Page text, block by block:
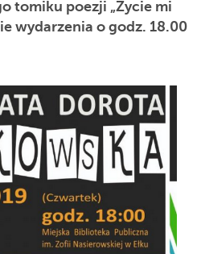
tomiku poezji „Życie mi
wydarzenia o godz. 18.00